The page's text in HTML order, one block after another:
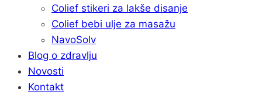
Colief stikeri za lakše disanje
Colief bebi ulje za masažu
NavoSolv
Blog o zdravlju
Novosti
Kontakt